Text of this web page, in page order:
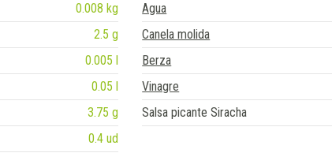
0.008 kg Agua
2.5 g Canela molida
0.005 l Berza
0.05 l Vinagre
3.75 g Salsa picante Siracha
0.4 ud